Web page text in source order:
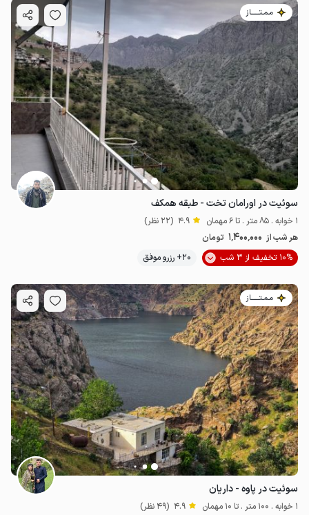
1میلیون ت 4.8
مـمـتــــــاز
سوئیت در اورامان تخت - طبقه همکف
1 خوابه . 85 متر . تا 6 مهمان 4.9 (22 نظر)
هر شب از 1٬400٬000 تومان
10% تخفیف از 3 شب
20+ رزرو موفق
مـمـتــــــاز
سوئیت در پاوه - داریان
1 خوابه . 100 متر . تا 10 مهمان 4.9 (49 نظر)